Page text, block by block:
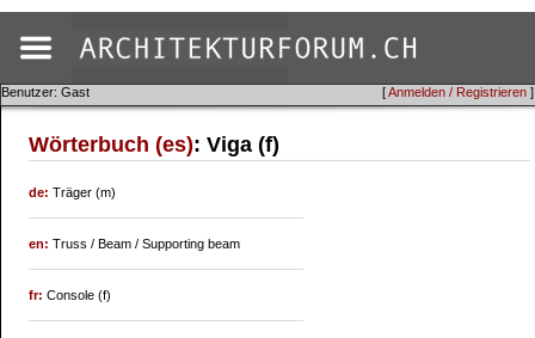
[Anmelden / Registrieren ]
Benutzer: Gast
Wörterbuch (es): Viga (f)
de:Träger (m)
en:Truss / Beam / Supporting beam
fr:Console (f)